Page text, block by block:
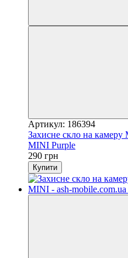
Артикул: 186394
Захисне скло на камеру
MINI Purple
290 грн
Купити